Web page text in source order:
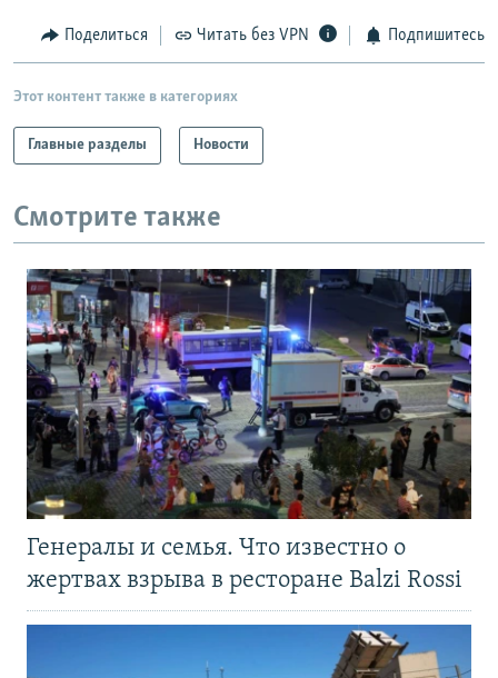
Поделиться Читать без VPN Подпишитесь
Этот контент также в категориях
Главные разделы Новости
Смотрите также
Генералы и семья. Что известно о
жертвах взрыва в ресторане Balzi Rossi